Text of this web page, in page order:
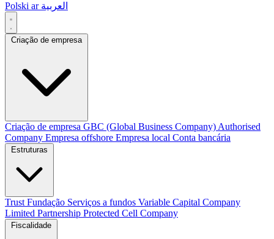
Polski ar العربية
Criação de empresa
Criação de empresa GBC (Global Business Company) Authorised
Company Empresa offshore Empresa local Conta bancária
Trust Fundação Serviços a fundos Variable Capital Company
Limited Partnership Protected Cell Company